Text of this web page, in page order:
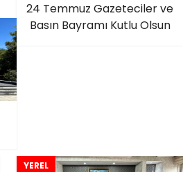
24 Temmuz Gazeteciler ve
Basın Bayramı Kutlu Olsun
YEREL